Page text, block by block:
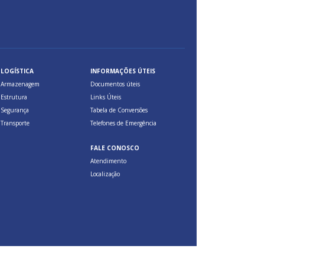
LOGÍSTICA
Armazenagem
Estrutura
Segurança
Transporte
INFORMAÇÕES ÚTEIS
Documentos úteis
Links Úteis
Tabela de Conversões
Telefones de Emergência
FALE CONOSCO
Atendimento
Localização